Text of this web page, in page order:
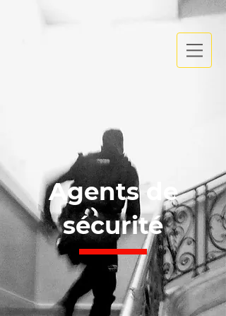
Agents de
sécurité